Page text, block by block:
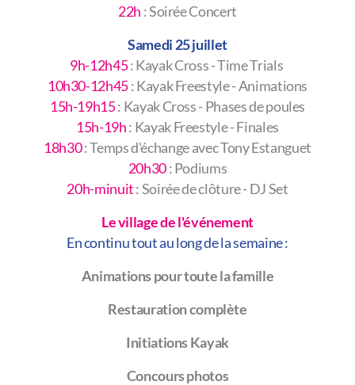
22h : Soirée Concert
Samedi 25 juillet
9h-12h45: Kayak Cross - Time Trials
10h30-12h45: Kayak Freestyle - Animations
15h-19h15: Kayak Cross - Phases de poules
15h-19h: Kayak Freestyle - Finales
18h30: Temps d'échange avec Tony Estanguet
20h30: Podiums
20h-minuit: Soirée de clôture - DJ Set
Le village de l'événement
En continu tout au long de la semaine :
Animations pour toute la famille
Restauration complète
Initiations Kayak
Concours photos